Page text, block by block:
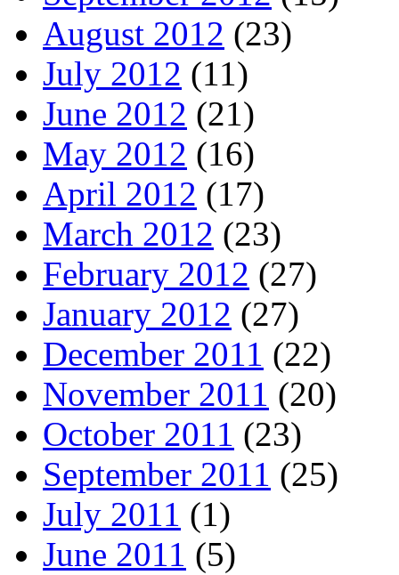
August 2012 (23)
July 2012 (11)
June 2012 (21)
May 2012 (16)
April 2012 (17)
March 2012 (23)
February 2012 (27)
January 2012 (27)
December 2011 (22)
November 2011 (20)
October 2011 (23)
September 2011 (25)
July 2011 (1)
June 2011 (5)